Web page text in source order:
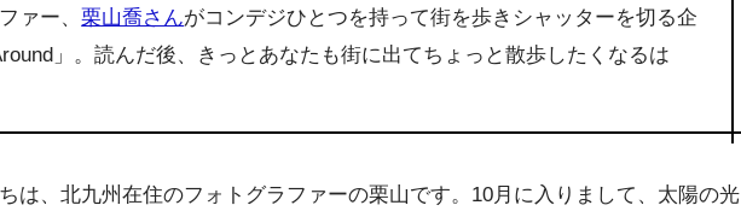
ァー、栗山喬さんがコンデジひとつを持って街を歩きシャッターを切る企
」。読んだ後、きっとあなたも街に出てちょっと散歩したくなるは
は、北九州在住のフォトグラファーの栗山です。10月に入りまして、太陽の光